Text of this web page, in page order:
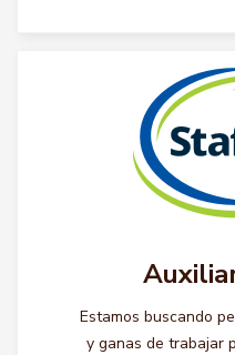
Estamos buscando
y ganas de trabajar